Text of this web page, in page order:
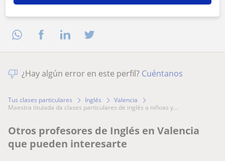
¿Hay algún error en este perfil? Cuéntanos
Tus clases particulares Inglés
Valencia
maestra titulada da clases particulares de inglés a niñoas y...
Otros profesores de Inglés en Valencia
que pueden interesarte